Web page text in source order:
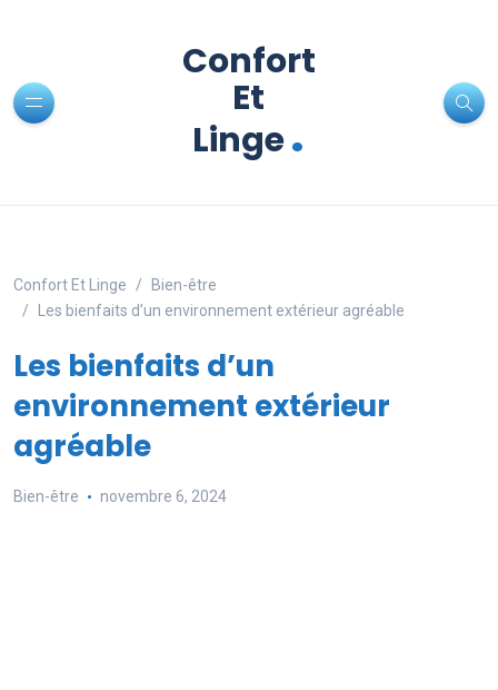
Confort
Et
Linge.
Confort Et Linge
Bien-être
Les bienfaits d’un environnement extérieur agréable
Les bienfaits d’un
environnement extérieur
agréable
Bien-être novembre 6, 2024